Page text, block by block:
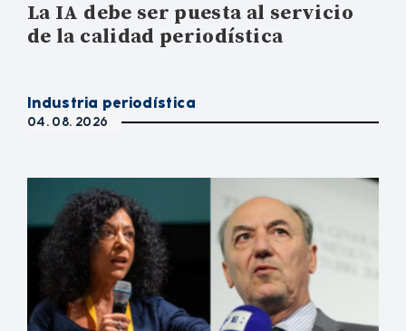
La IA debe ser puesta al servicio
de la calidad periodística
Industria periodística
04. 08. 2026